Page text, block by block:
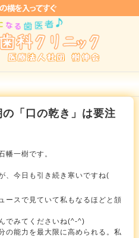
「口の乾き」は要注
幡一樹です。
、今日も引き続き寒いですね(
ースで見ていて私もなるほどと頷
でみてくださいね(^-^)
の能力を最大限に高められる。私